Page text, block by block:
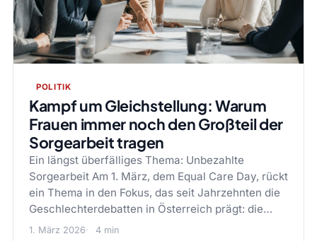
POLITIK
Kampf um Gleichstellung: Warum
Frauen immer noch den Großteil der
Sorgearbeit tragen
Ein längst überfälliges Thema: Unbezahlte
Sorgearbeit Am 1. März, dem Equal Care Day, rückt
ein Thema in den Fokus, das seit Jahrzehnten die
Geschlechterdebatten in Österreich prägt: die…
1. März 2026 4 min